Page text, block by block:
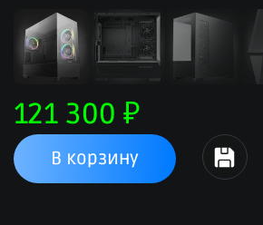
121 300 ₽
В корзину